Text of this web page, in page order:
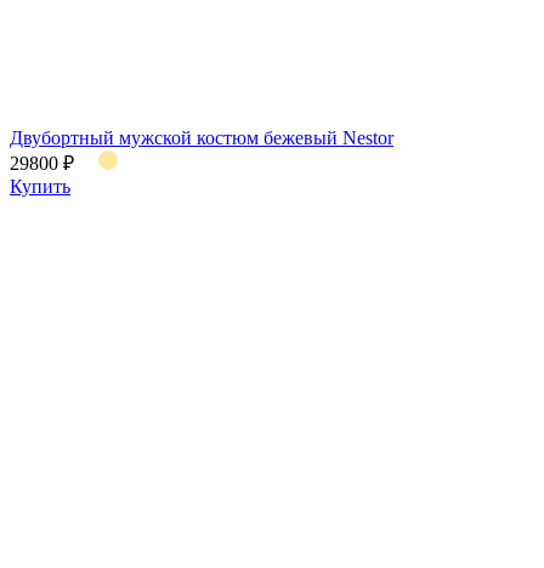
Двубортный мужской костюм бежевый Nestor
29800 ₽
Купить